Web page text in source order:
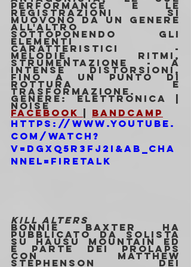
performance e le
registrazioni si
muovono da un genere
all'altro
sottoponendo gli
elementi
caratteristici -
melodie, ritmi,
strumentazione - a
intense distorsioni,
fino a un punto di
rottura e
trasformazione.
Genere: Elettronica |
Noise
Facebook | Bandcamp
https://www.youtube.
com/watch?
v=dgxq5r3fJ2I&ab_cha
nnel=FireTalk
KILL ALTERS
Bonnie Baxter ha
pubblicato da solista
su Hausu Mountain ed
è parte dei Prolaps
con Matthew
Stephenson dei